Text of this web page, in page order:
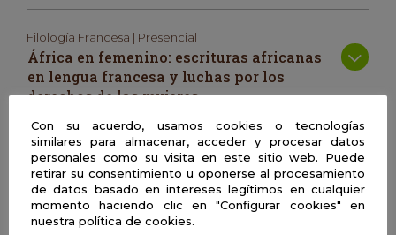
Filología Francesa | Presencial
África en femenino: escrituras africanas
en lengua francesa y luchas por los
derechos de las mujeres
Biología | Presencial
Bienestar a la mesa: ¿Cómo influye en
mi salud el bienestar de los animales que
comemos?
Con su acuerdo, usamos cookies o tecnologías
similares para almacenar, acceder y procesar datos
personales como su visita en este sitio web. Puede
retirar su consentimiento u oponerse al procesamiento
de datos basado en intereses legítimos en cualquier
momento haciendo clic en "Configurar cookies" en
nuestra política de cookies.